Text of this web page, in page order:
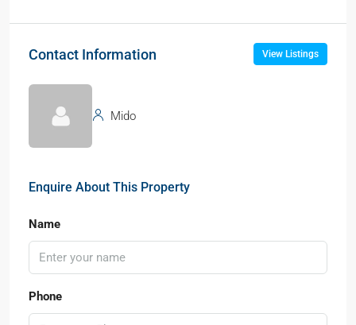
Contact Information View Listings
Mido
Enquire About This Property
Name
Phone